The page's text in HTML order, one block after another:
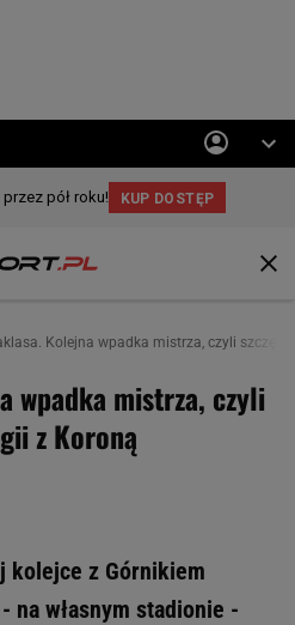
Kolejna wpadka mistrza, czyli
wpadka mistrza, czyli
z Koroną
kolejce z Górnikiem
na własnym stadionie -